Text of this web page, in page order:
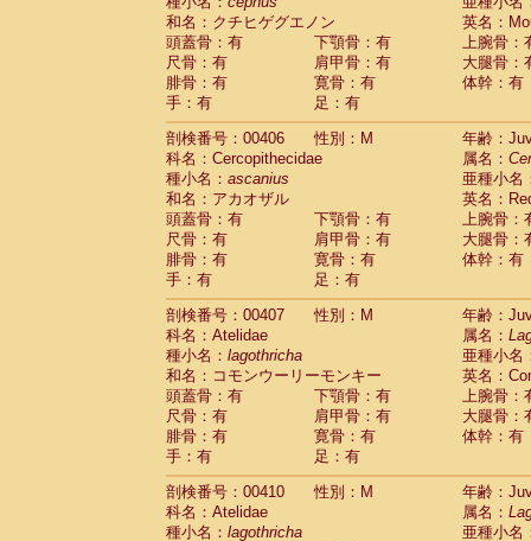
和名：クチヒゲグエノン
英名：
頭蓋骨：有
下顎骨：有
上腕骨：
尺骨：有
肩甲骨：有
大腿骨：
腓骨：有
寛骨：有
体幹：有
手：有
足：有
剖検番号：00406
性別：M
年齢：
科名：Cercopithecidae
属名：
種小名： ascanius
亜種小名
和名：アカオザル
英名：
頭蓋骨：有
下顎骨：有
上腕骨：
尺骨：有
肩甲骨：有
大腿骨：
腓骨：有
寛骨：有
体幹：有
手：有
足：有
剖検番号：00407
性別：M
年齢：
科名：Atelidae
属名：
種小名： lagothricha
亜種小名
和名：コモンウーリーモンキー
英名：
頭蓋骨：有
下顎骨：有
上腕骨：
尺骨：有
肩甲骨：有
大腿骨：
腓骨：有
寛骨：有
体幹：有
手：有
足：有
剖検番号：00410
性別：M
年齢：
科名：Atelidae
属名：
種小名： lagothricha
亜種小名